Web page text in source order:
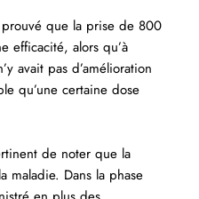
prouvé que la prise de 800
efficacité, alors qu’à
avait pas d’amélioration
qu’une certaine dose
de noter que la
maladie. Dans la phase